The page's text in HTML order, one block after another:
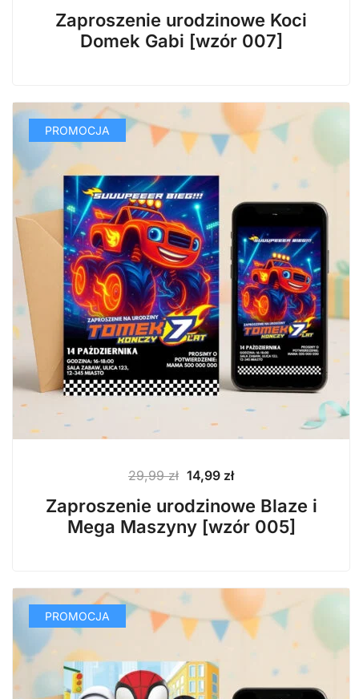
cena
wynosiła:
29,99 zł.
wynosi:
14,99 zł.
Zaproszenie urodzinowe Koci
Domek Gabi [wzór 007]
PROMOCJA
29,99zł Pierwotna
cena
wynosiła:
29,99 zł.
14,99 złAktualna
cena
wynosi:
14,99 zł.
Zaproszenie urodzinowe Blaze i
Mega Maszyny [wzór 005]
PROMOCJA